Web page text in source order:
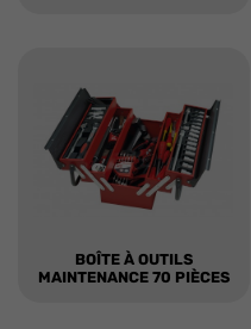
BOÎTE À OUTILS
MAINTENANCE 70 PIÈCES